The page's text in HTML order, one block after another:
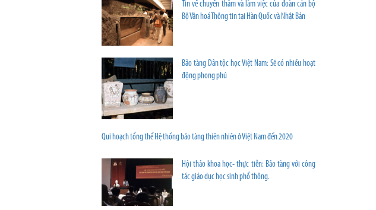
Tin về chuyến thăm và làm việc của đoàn cán bộ
Bộ Văn hoá Thông tin tại Hàn Quốc và Nhật Bản
Bảo tàng Dân tộc học Việt Nam: Sẽ có nhiều hoạt
động phong phú
Qui hoạch tổng thể Hệ thống bảo tàng thiên nhiên ở Việt Nam đến 2020
Hội thảo khoa học- thực tiễn: Bảo tàng với công
tác giáo dục học sinh phổ thông.